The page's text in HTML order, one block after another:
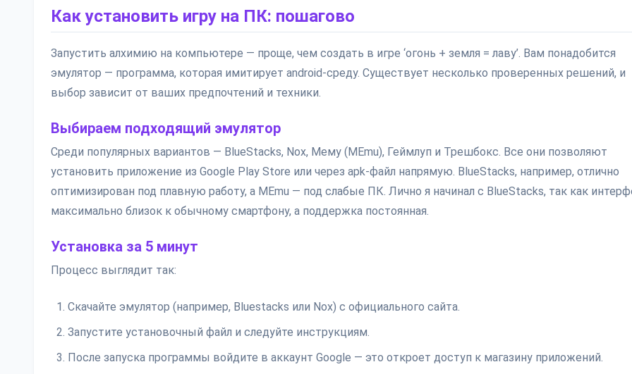
Как установить игру на ПК: пошагово
Запустить алхимию на компьютере — проще, чем создать в игре ‘огонь + земля = лаву’. Вам понадобится
эмулятор — программа, которая имитирует android-среду. Существует несколько проверенных решений, и
выбор зависит от ваших предпочтений и техники.
Выбираем подходящий эмулятор
Среди популярных вариантов — BlueStacks, Nox, Мему (MEmu), Геймлуп и Трешбокс. Все они позволяют
установить приложение из Google Play Store или через apk-файл напрямую. BlueStacks, например, отлично
оптимизирован под плавную работу, а MEmu — под слабые ПК. Лично я начинал с BlueStacks, так как
максимально близок к обычному смартфону, а поддержка постоянная.
Установка за 5 минут
Процесс выглядит так:
Скачайте эмулятор (например, Bluestacks или Nox) с официального сайта.
Запустите установочный файл и следуйте инструкциям.
После запуска программы войдите в аккаунт Google — это откроет доступ к магазину приложений.